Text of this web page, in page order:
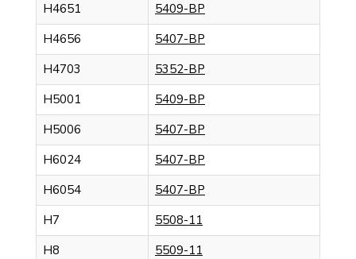
H4651
5409-BP
H4656
5407-BP
H4703
5352-BP
H5001
5409-BP
H5006
5407-BP
H6024
5407-BP
H6054
5407-BP
H7
5508-11
H8
5509-11